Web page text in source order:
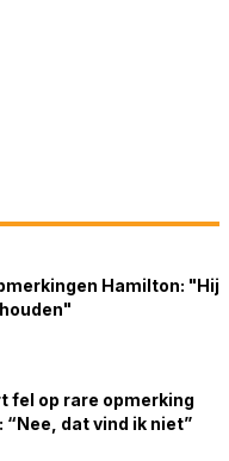
Hamilton: "Hij
fel op rare opmerking
dat vind ik niet”